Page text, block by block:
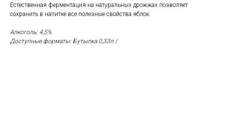
Естественная ферментация на натуральных дрожжах позволяет
сохранить в напитке все полезные свойства яблок.
Алкоголь: 4,5%
Доступные форматы: Бутылка 0,33л /